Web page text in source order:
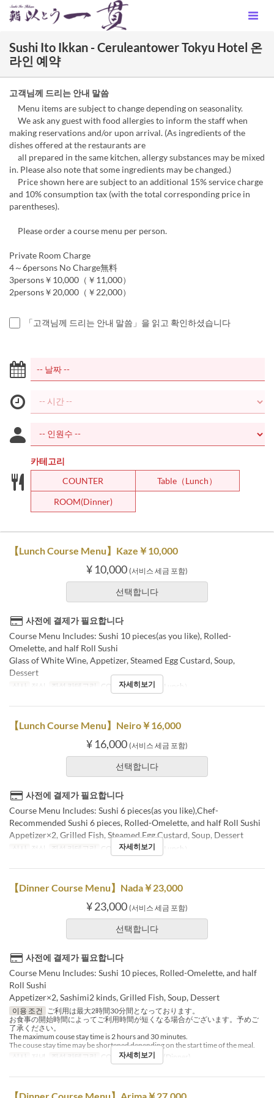
Sushi Ito Ikkan - Ceruleantower Tokyu Hotel 온
라인 예약
고객님께 드리는 안내 말씀
Menu items are subject to change depending on seasonality.
We ask any guest with food allergies to inform the staff when
making reservations and/or upon arrival. (As ingredients of the
dishes offered at the restaurants are
all prepared in the same kitchen, allergy substances may be mixed
in. Please also note that some ingredients may be changed.)
Price shown here are subject to an additional 15% service charge
and 10% consumption tax (with the total corresponding price in
parentheses).
Please order a course menu per person.
Private Room Charge
4～6persons No Charge無料
3persons￥10,000（￥11,000）
2persons￥20,000（￥22,000）
「고객님께 드리는 안내 말씀」을 읽고 확인하셨습니다
카테고리
COUNTER
Table（Lunch）
ROOM(Dinner)
【Lunch Course Menu】Kaze￥10,000
¥ 10,000 (서비스 세금 포함)
선택합니다
사전에 결제가 필요합니다
Course Menu Includes: Sushi 10 pieces(as you like), Rolled-
Omelette, and half Roll Sushi
Glass of White Wine, Appetizer, Steamed Egg Custard, Soup,
Dessert
식사 점심 좌석 카테고리 COUNTER, Table（Lunch）
자세히보기
【Lunch Course Menu】Neiro￥16,000
¥ 16,000 (서비스 세금 포함)
선택합니다
사전에 결제가 필요합니다
Course Menu Includes: Sushi 6 pieces(as you like),Chef-
Recommended Sushi 6 pieces, Rolled-Omelette, and half Roll Sushi
Appetizer×2, Grilled Fish, Steamed Egg Custard, Soup, Dessert
식사 점심 좌석 카테고리 COUNTER, Table（Lunch）
자세히보기
【Dinner Course Menu】Nada￥23,000
¥ 23,000 (서비스 세금 포함)
선택합니다
사전에 결제가 필요합니다
Course Menu Includes: Sushi 10 pieces, Rolled-Omelette, and half
Roll Sushi
Appetizer×2, Sashimi2 kinds, Grilled Fish, Soup, Dessert
이용 조건
ご利用は最大2時間30分間となっております。
お食事の開始時間によってご利用時間が短くなる場合がございます。予めご
了承ください。
The maximum couse stay time is 2 hours and 30 minutes.
The couse stay time may be shortened depending on the start time of the meal.
식사
저녁 좌석 카테고리 COUNTER, ROOM(Dinner)
자세히보기